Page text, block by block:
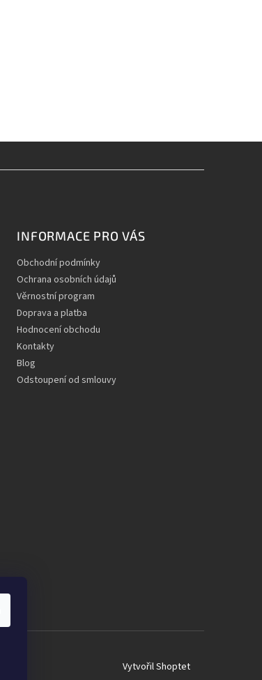
INFORMACE PRO VÁS
Obchodní podmínky
Ochrana osobních údajů
Věrnostní program
Doprava a platba
Hodnocení obchodu
Kontakty
Blog
Odstoupení od smlouvy
Vytvořil Shoptet